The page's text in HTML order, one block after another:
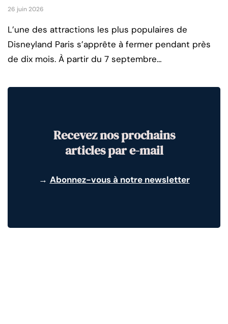
26 juin 2026
L’une des attractions les plus populaires de
Disneyland Paris s’apprête à fermer pendant près
de dix mois. À partir du 7 septembre…
Recevez nos prochains
articles par e-mail
→ Abonnez-vous à notre newsletter